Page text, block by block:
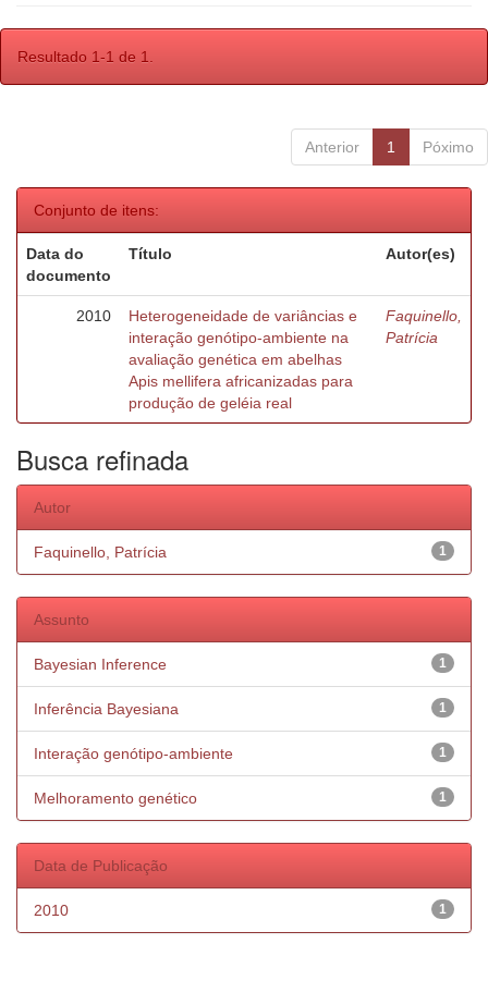
Resultado 1-1 de 1.
Anterior 1 Póximo
Conjunto de itens:
Data do
documento
Título Autor(es)
2010
Heterogeneidade de variâncias e
interação genótipo-ambiente na
avaliação genética em abelhas
Apis mellifera africanizadas para
produção de geléia real
Faquinello,
Patrícia
Busca refinada
Autor
1
Faquinello, Patrícia
Assunto
1
Bayesian Inference
1
Inferência Bayesiana
1
Interação genótipo-ambiente
1
Melhoramento genético
Data de Publicação
1
2010